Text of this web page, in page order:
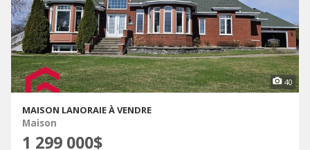
40
MAISON LANORAIE À VENDRE
Maison
1 299 000$